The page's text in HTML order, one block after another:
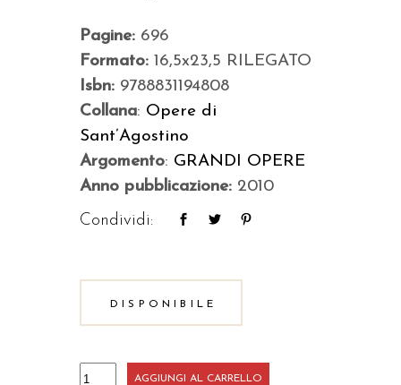
Pagine: 696
Formato: 16,5x23,5 RILEGATO
Isbn: 9788831194808
Collana: Opere di
Sant’Agostino
Argomento: GRANDI OPERE
Anno pubblicazione: 2010
Condividi:
DISPONIBILE
Vita
AGGIUNGI AL CARRELLO